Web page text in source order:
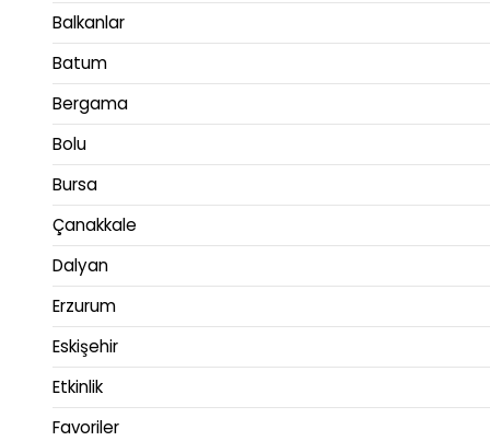
Balkanlar
Batum
Bergama
Bolu
Bursa
Çanakkale
Dalyan
Erzurum
Eskişehir
Etkinlik
Favoriler